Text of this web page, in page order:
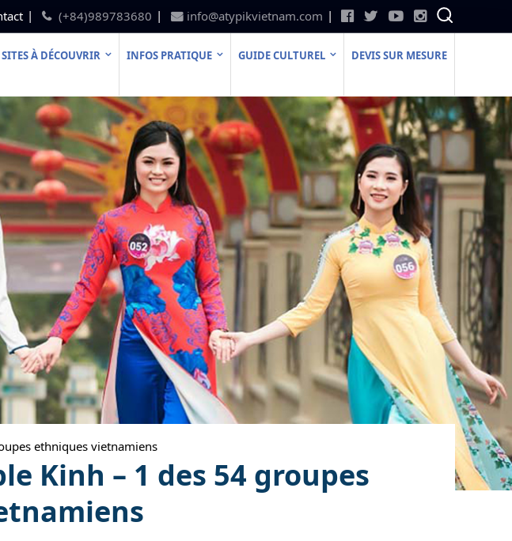
(+84)989783680 info@atypikvietnam.com
SITES À DÉCOUVRIR INFOS PRATIQUE GUIDE CULTUREL DEVIS SUR MESURE
ethniques vietnamiens
Kinh – 1 des 54 groupes